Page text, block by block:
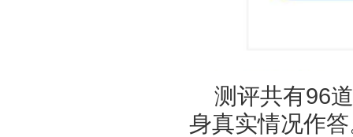
测评共有96
身真实情况作